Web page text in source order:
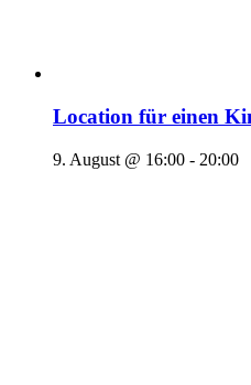
Location für einen
9. August @ 16:00 - 20:00